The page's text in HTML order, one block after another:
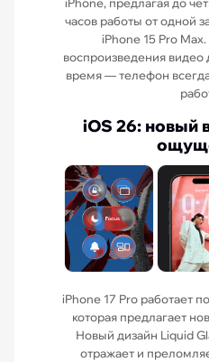
часов работы от одной
iPhone 15 Pro
воспроизведения
время — телефон
iOS 26: новый
iPhone 17 Pro работает
которая предлагает
Новый дизайн Liquid
отражает и